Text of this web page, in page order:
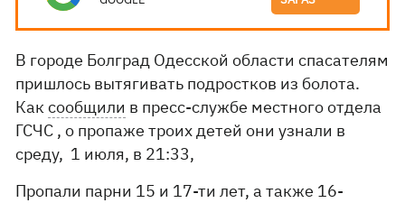
В городе Болград Одесской области спасателям
пришлось вытягивать подростков из болота.
Каксообщили в пресс-службе местного отдела
ГСЧС , о пропаже троих детей они узнали в
среду, 1 июля, в 21:33,
Пропали парни 15 и 17-ти лет, а также 16-